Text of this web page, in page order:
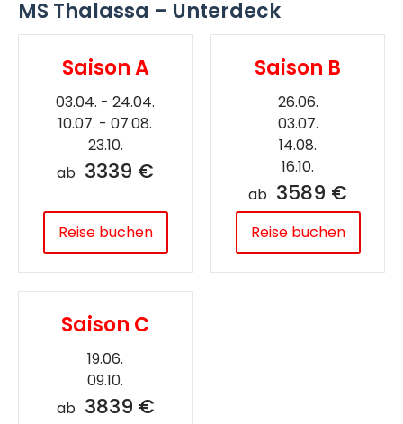
MS Thalassa – Unterdeck
Saison A
03.04. - 24.04.
10.07. - 07.08.
23.10.
ab 3339 €
Reise buchen
Saison B
26.06.
03.07.
14.08.
16.10.
ab 3589 €
Reise buchen
Saison C
19.06.
09.10.
ab 3839 €